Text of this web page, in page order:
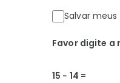
Salvar
Favor digite a
15 − 14 =